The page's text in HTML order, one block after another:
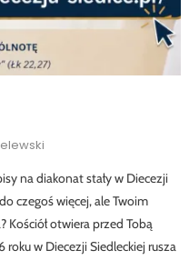
na diakonat stały w Diecezji
czegoś więcej, ale Twoim
Kościół otwiera przed Tobą
w Diecezji Siedleckiej rusza